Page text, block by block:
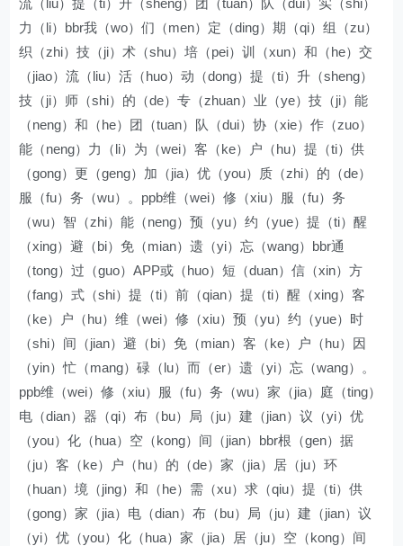
流（liu）提（ti）升（sheng）团（tuan）队（dui）实（shi）
力（li）bbr我（wo）们（men）定（ding）期（qi）组（zu）
织（zhi）技（ji）术（shu）培（pei）训（xun）和（he）交
（jiao）流（liu）活（huo）动（dong）提（ti）升（sheng）
技（ji）师（shi）的（de）专（zhuan）业（ye）技（ji）能
（neng）和（he）团（tuan）队（dui）协（xie）作（zuo）
能（neng）力（li）为（wei）客（ke）户（hu）提（ti）供
（gong）更（geng）加（jia）优（you）质（zhi）的（de）
服（fu）务（wu）。ppb维（wei）修（xiu）服（fu）务
（wu）智（zhi）能（neng）预（yu）约（yue）提（ti）醒
（xing）避（bi）免（mian）遗（yi）忘（wang）bbr通
（tong）过（guo）APP或（huo）短（duan）信（xin）方
（fang）式（shi）提（ti）前（qian）提（ti）醒（xing）客
（ke）户（hu）维（wei）修（xiu）预（yu）约（yue）时
（shi）间（jian）避（bi）免（mian）客（ke）户（hu）因
（yin）忙（mang）碌（lu）而（er）遗（yi）忘（wang）。
ppb维（wei）修（xiu）服（fu）务（wu）家（jia）庭（ting）
电（dian）器（qi）布（bu）局（ju）建（jian）议（yi）优
（you）化（hua）空（kong）间（jian）bbr根（gen）据
（ju）客（ke）户（hu）的（de）家（jia）居（ju）环
（huan）境（jing）和（he）需（xu）求（qiu）提（ti）供
（gong）家（jia）电（dian）布（bu）局（ju）建（jian）议
（yi）优（you）化（hua）家（jia）居（ju）空（kong）间